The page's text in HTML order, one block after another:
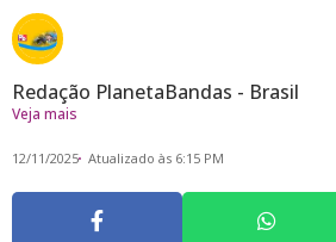
Redação PlanetaBandas - Brasil
Veja mais
12/11/2025 Atualizado às 6:15 PM